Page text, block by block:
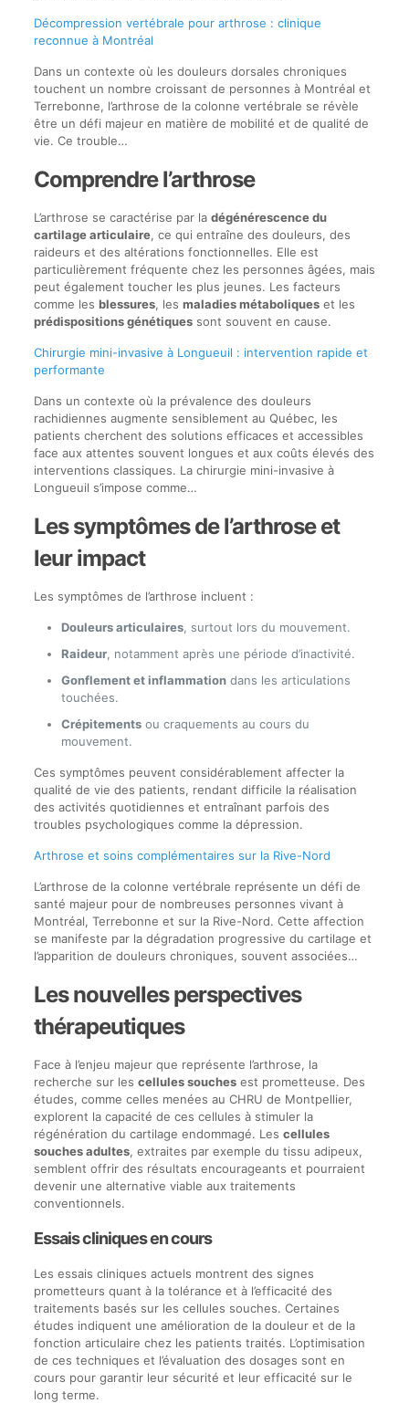
Décompression vertébrale pour arthrose : clinique
reconnue à Montréal
Dans un contexte où les douleurs dorsales chroniques
touchent un nombre croissant de personnes à Montréal et
Terrebonne, l’arthrose de la colonne vertébrale se révèle
être un défi majeur en matière de mobilité et de qualité de
vie. Ce trouble…
Comprendre l’arthrose
L’arthrose se caractérise par la dégénérescence du
cartilage articulaire, ce qui entraîne des douleurs, des
raideurs et des altérations fonctionnelles. Elle est
particulièrement fréquente chez les personnes âgées, mais
peut également toucher les plus jeunes. Les facteurs
comme les blessures, les maladies métaboliqueset les
prédispositions génétiquessont souvent en cause.
Chirurgie mini-invasive à Longueuil : intervention rapide et
performante
Dans un contexte où la prévalence des douleurs
rachidiennes augmente sensiblement au Québec, les
patients cherchent des solutions efficaces et accessibles
face aux attentes souvent longues et aux coûts élevés des
interventions classiques. La chirurgie mini-invasive à
Longueuil s’impose comme…
Les symptômes de l’arthrose et
leur impact
Les symptômes de l’arthrose incluent :
Douleurs articulaires, surtout lors du mouvement.
Raideur, notamment après une période d’inactivité.
Gonflement et inflammationdans les articulations
touchées.
Crépitementsou craquements au cours du
mouvement.
Ces symptômes peuvent considérablement affecter la
qualité de vie des patients, rendant difficile la réalisation
des activités quotidiennes et entraînant parfois des
troubles psychologiques comme la dépression.
Arthrose et soins complémentaires sur la Rive-Nord
L’arthrose de la colonne vertébrale représente un défi de
santé majeur pour de nombreuses personnes vivant à
Montréal, Terrebonne et sur la Rive-Nord. Cette affection
se manifeste par la dégradation progressive du cartilage et
l’apparition de douleurs chroniques, souvent associées…
Les nouvelles perspectives
thérapeutiques
Face à l’enjeu majeur que représente l’arthrose, la
recherche sur les cellules souchesest prometteuse. Des
études, comme celles menées au CHRU de Montpellier,
explorent la capacité de ces cellules à stimuler la
régénération du cartilage endommagé. Les cellules
souches adultes, extraites par exemple du tissu adipeux,
semblent offrir des résultats encourageants et pourraient
devenir une alternative viable aux traitements
conventionnels.
Essais cliniques en cours
Les essais cliniques actuels montrent des signes
prometteurs quant à la tolérance et à l’efficacité des
traitements basés sur les cellules souches. Certaines
études indiquent une amélioration de la douleur et de la
fonction articulaire chez les patients traités. L’optimisation
de ces techniques et l’évaluation des dosages sont en
cours pour garantir leur sécurité et leur efficacité sur le
long terme.